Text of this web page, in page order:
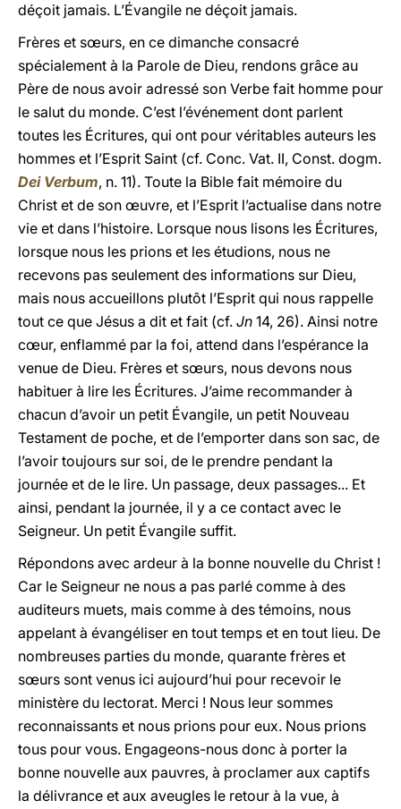
déçoit jamais. L’Évangile ne déçoit jamais.
Frères et sœurs, en ce dimanche consacré
spécialement à la Parole de Dieu, rendons grâce au
Père de nous avoir adressé son Verbe fait homme pour
le salut du monde. C’est l’événement dont parlent
toutes les Écritures, qui ont pour véritables auteurs les
hommes et l’Esprit Saint (cf. Conc. Vat. II, Const. dogm.
Dei Verbum, n. 11). Toute la Bible fait mémoire du
Christ et de son œuvre, et l’Esprit l’actualise dans notre
vie et dans l’histoire. Lorsque nous lisons les Écritures,
lorsque nous les prions et les étudions, nous ne
recevons pas seulement des informations sur Dieu,
mais nous accueillons plutôt l’Esprit qui nous rappelle
tout ce que Jésus a dit et fait (cf. Jn 14, 26). Ainsi notre
cœur, enflammé par la foi, attend dans l’espérance la
venue de Dieu. Frères et sœurs, nous devons nous
habituer à lire les Écritures. J’aime recommander à
chacun d’avoir un petit Évangile, un petit Nouveau
Testament de poche, et de l’emporter dans son sac, de
l’avoir toujours sur soi, de le prendre pendant la
journée et de le lire. Un passage, deux passages... Et
ainsi, pendant la journée, il y a ce contact avec le
Seigneur. Un petit Évangile suffit.
Répondons avec ardeur à la bonne nouvelle du Christ !
Car le Seigneur ne nous a pas parlé comme à des
auditeurs muets, mais comme à des témoins, nous
appelant à évangéliser en tout temps et en tout lieu. De
nombreuses parties du monde, quarante frères et
sœurs sont venus ici aujourd’hui pour recevoir le
ministère du lectorat. Merci ! Nous leur sommes
reconnaissants et nous prions pour eux. Nous prions
tous pour vous. Engageons-nous donc à porter la
bonne nouvelle aux pauvres, à proclamer aux captifs
la délivrance et aux aveugles le retour à la vue, à